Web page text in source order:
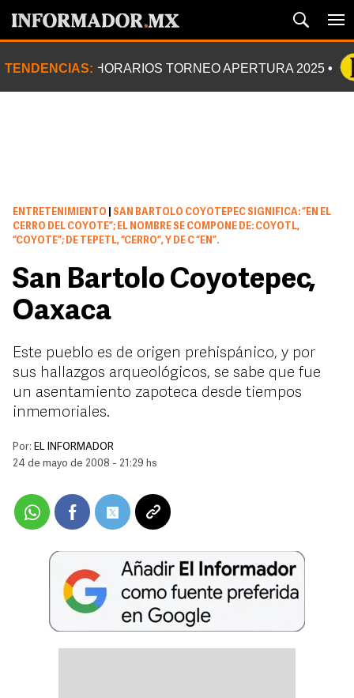
TENDENCIAS: HORARIOS TORNEO APERTURA 2025
ENTRETENIMIENTO
SAN BARTOLO COYOTEPEC SIGNIFICA: “EN EL
CERRO DEL COYOTE”; EL NOMBRE SE COMPONE DE: COYOTL,
“COYOTE”; DE TEPETL, “CERRO”, Y DE C “EN”.
San Bartolo Coyotepec,
Oaxaca
Este pueblo es de origen prehispánico, y por
sus hallazgos arqueológicos, se sabe que fue
un asentamiento zapoteca desde tiempos
inmemoriales.
Por: EL INFORMADOR
24 de mayo de 2008 - 21:29 hs